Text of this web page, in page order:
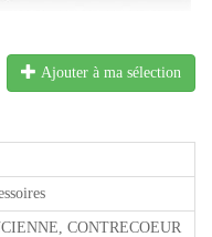
Ajouter à ma sélection
CONTRECOEUR